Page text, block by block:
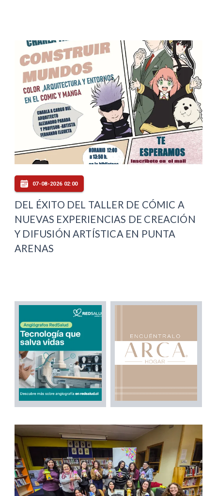
07-08-2026 02:00
DEL ÉXITO DEL TALLER DE CÓMIC A
NUEVAS EXPERIENCIAS DE CREACIÓN
Y DIFUSIÓN ARTÍSTICA EN PUNTA
ARENAS